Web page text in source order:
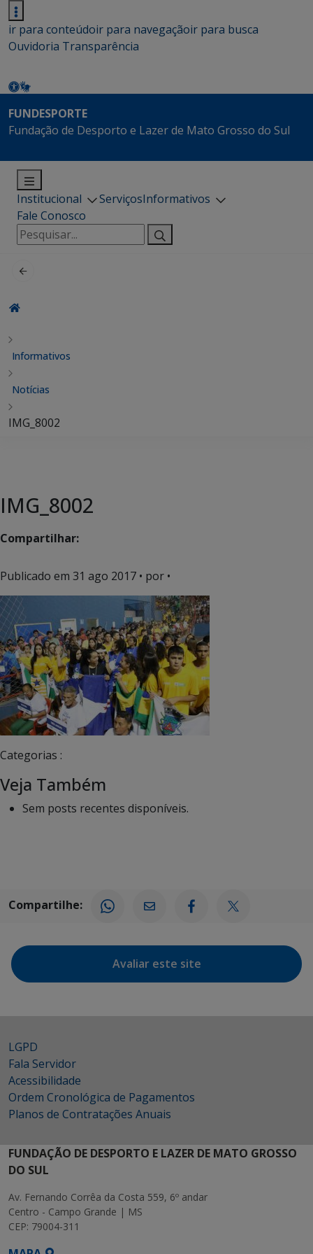
ir para conteúdoir para navegaçãoir para busca
Ouvidoria Transparência
FUNDESPORTE
Fundação de Desporto e Lazer de Mato Grosso do Sul
Institucional ServiçosInformativos
Fale Conosco
Pesquisar
por:
Informativos
Notícias
IMG_8002
IMG_8002
Compartilhar:
Publicado em 31 ago 2017 • por •
Categorias :
Veja Também
Sem posts recentes disponíveis.
Compartilhe:
Avaliar este site
LGPD
Fala Servidor
Acessibilidade
Ordem Cronológica de Pagamentos
Planos de Contratações Anuais
FUNDAÇÃO DE DESPORTO E LAZER DE MATO GROSSO
DO SUL
Av. Fernando Corrêa da Costa 559, 6º andar
Centro - Campo Grande | MS
CEP: 79004-311